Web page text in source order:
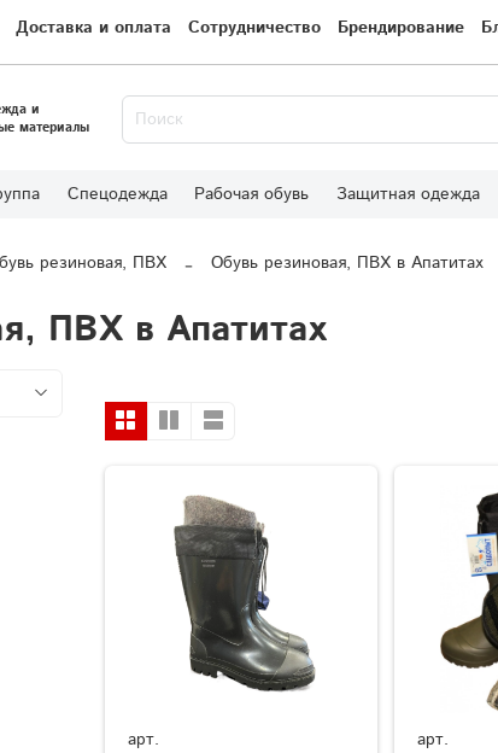
Доставка и оплата Сотрудничество Брендирование
и
материалы
Спецодежда Рабочая обувь Защитная одежда
резиновая, ПВХ Обувь резиновая, ПВХ в Апатитах
ПВХ в Апатитах
арт.
арт.